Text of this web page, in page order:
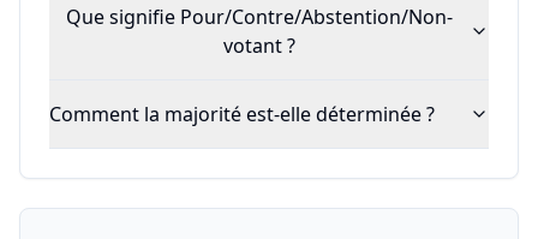
Que signifie Pour/Contre/Abstention/Non-
votant ?
Comment la majorité est-elle déterminée ?